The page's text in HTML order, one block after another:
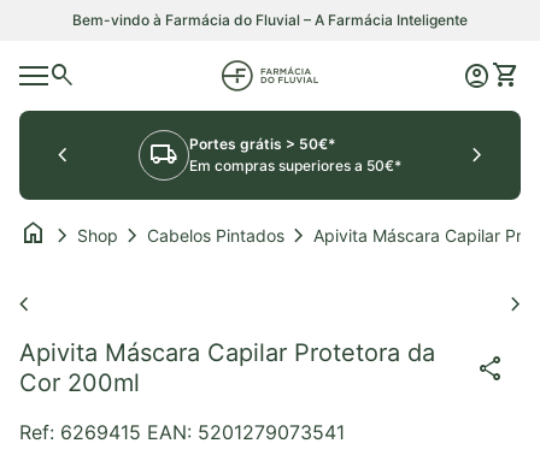
Saltar para o conteúdo
Bem-vindo à Farmácia do Fluvial – A Farmácia Inteligente
Navegação móvel
search Início Conta
account_circle Ver
shopping_cart
local_shipping
Portes grátis > 50€*
Em compras superiores a 50€*
chevron_left chevron_right
home chevron_right Shop chevron_right Cabelos Pintados chevron_right
chevron_left chevron_right
Apivita Máscara Capilar Protetora da
Cor 200ml
share
Ref: 6269415 EAN: 5201279073541